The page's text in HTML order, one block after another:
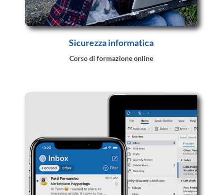
Sicurezza informatica
Corso di formazione online